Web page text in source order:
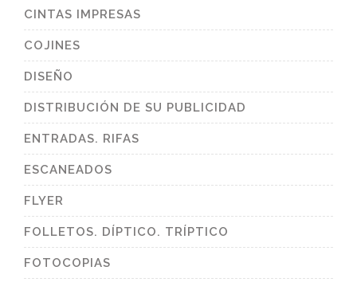
CINTAS IMPRESAS
COJINES
DISEÑO
DISTRIBUCIÓN DE SU PUBLICIDAD
ENTRADAS. RIFAS
ESCANEADOS
FLYER
FOLLETOS. DÍPTICO. TRÍPTICO
FOTOCOPIAS